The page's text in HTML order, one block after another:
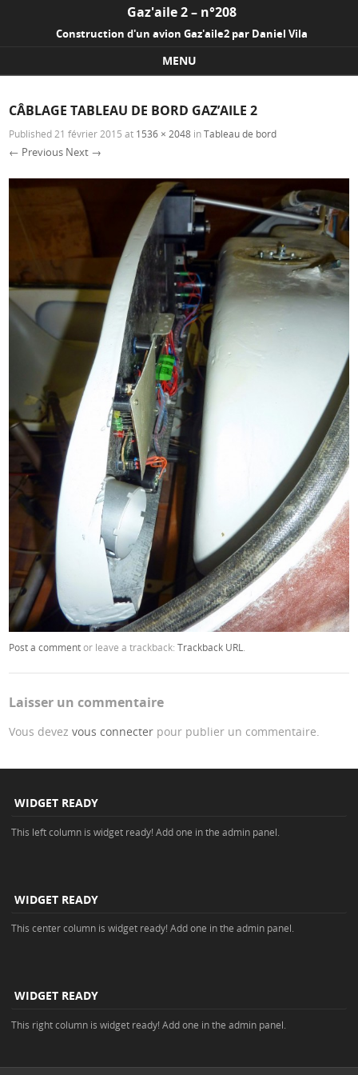
Gaz'aile 2 – n°208
Construction d'un avion Gaz'aile2 par Daniel Vila
MENU
CÂBLAGE TABLEAU DE BORD GAZ’AILE 2
Published 21 février 2015 at 1536 × 2048 inTableau de bord
← Previous Next →
Post a commentor leave a trackback:Trackback URL
Laisser un commentaire
Vous devezvous connecter pour publier un commentaire.
WIDGET READY
This left column is widget ready! Add one in the admin panel.
WIDGET READY
This center column is widget ready! Add one in the admin panel.
WIDGET READY
This right column is widget ready! Add one in the admin panel.